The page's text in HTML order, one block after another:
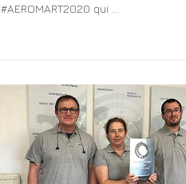
#AEROMART2020 qui ...